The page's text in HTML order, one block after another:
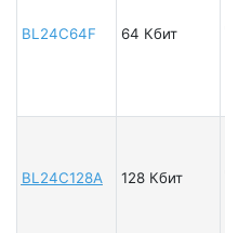
BL24C64F 64 Кбит
BL24C128A 128 Кбит